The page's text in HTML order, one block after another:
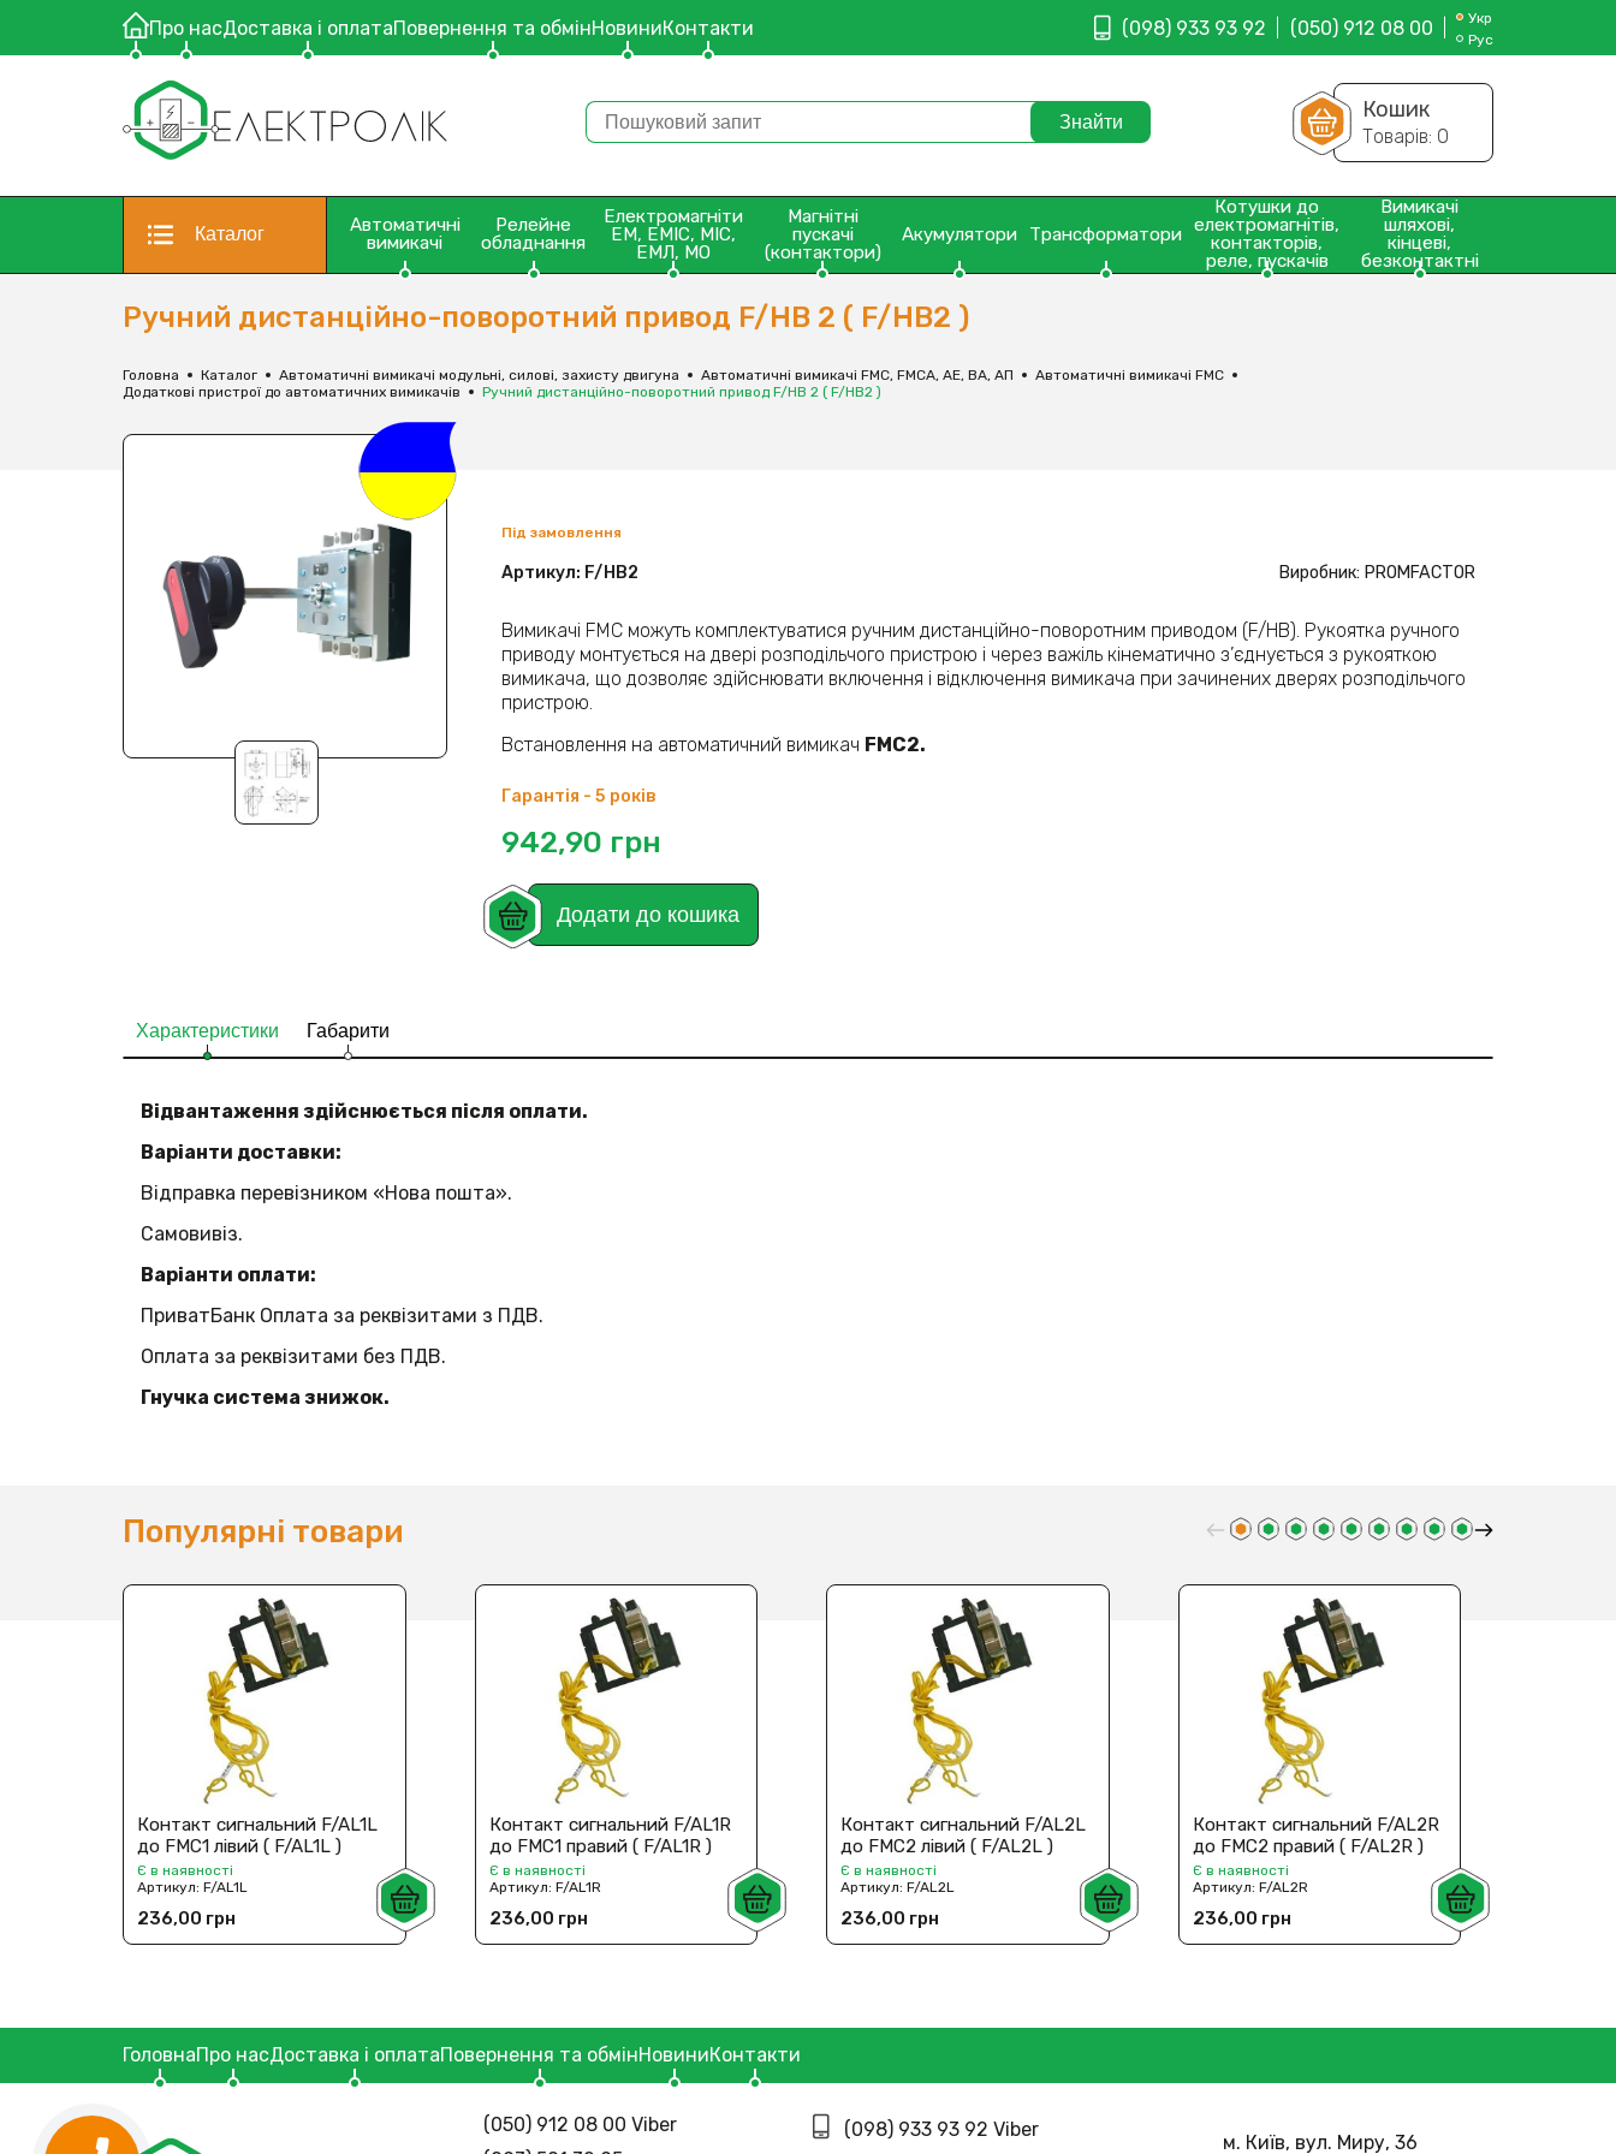
Про насДоставка і оплатаПовернення та обмінНовиниКонтакти (098) 933 93 92 (050) 912 08 00
Укр
Рус
Кошик
Товарів: 0
Каталог
Автоматичні
вимикачі
Релейне
обладнання
Електромагніти
ЕМ, ЕМІС, МІС,
ЕМЛ, МО
Магнітні
пускачі
(контактори)
Акумулятори Трансформатори
Котушки до
електромагнітів,
контакторів,
реле, пускачів
Вимикачі
шляхові,
кінцеві,
безконтактні
Ручний дистанційно-поворотний привод F/HB 2 ( F/HB2 )
Головна Каталог Автоматичні вимикачі модульні, силові, захисту двигуна Автоматичні вимикачі FMC, FMCA, АЕ, ВА, АП
Автоматичні вимикачі FMC
Додаткові пристрої до автоматичних вимикачів
Ручний дистанційно-поворотний привод F/HB 2 ( F/HB2 )
Під замовлення
Артикул: F/HB2 Виробник: PROMFACTOR
Вимикачі FMC можуть комплектуватися ручним дистанційно-поворотним приводом (F/HB). Рукоятка ручного
приводу монтується на двері розподільчого пристрою і через важіль кінематично з’єднується з рукояткою
вимикача, що дозволяє здійснювати включення і відключення вимикача при зачинених дверях розподільчого
пристрою.
Встановлення на автоматичний вимикач FMC2.
Гарантія - 5 років
942,90 грн
Додати до кошика
Характеристики Габарити
Відвантаження здійснюється після оплати.
Варіанти доставки:
Відправка перевізником «Нова пошта».
Самовивіз.
Варіанти оплати:
ПриватБанк Оплата за реквізитами з ПДВ.
Оплата за реквізитами без ПДВ.
Гнучка система знижок.
Популярні товари
Контакт сигнальний F/AL1L
до FMC1 лівий ( F/AL1L )
Є в наявності
Артикул:F/AL1L
236,00 грн
Контакт сигнальний F/AL1R
до FMC1 правий ( F/AL1R )
Є в наявності
Артикул: F/AL1R
236,00 грн
Контакт сигнальний F/AL2L
до FMC2 лівий ( F/AL2L )
Є в наявності
Артикул:F/AL2L
236,00 грн
Контакт сигнальний F/AL2R
до FMC2 правий ( F/AL2R )
Є в наявності
Артикул: F/AL2R
236,00 грн
ГоловнаПро насДоставка і оплатаПовернення та обмінНовиниКонтакти
(050) 912 08 00 Viber
(098) 933 93 92 Viber
м. Київ, вул. Миру, 36